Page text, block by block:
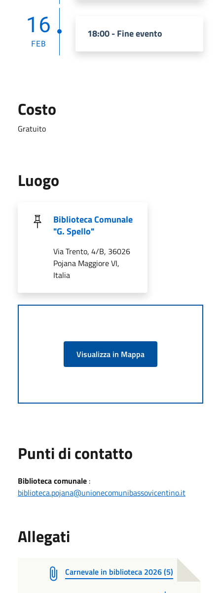
16
FEB
18:00 - Fine evento
Costo
Gratuito
Luogo
Biblioteca Comunale
"G. Spello"
Via Trento, 4/B, 36026
Pojana Maggiore VI,
Italia
Visualizza in Mappa
Punti di contatto
Biblioteca comunale :
biblioteca.pojana@unionecomunibassovicentino.it
Allegati
Carnevale in biblioteca 2026 (5)